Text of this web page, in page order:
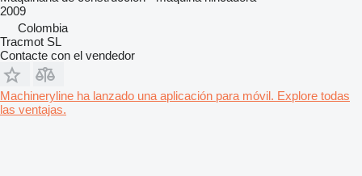
2009
Colombia
Tracmot SL
Contacte con el vendedor
Machineryline ha lanzado una aplicación para móvil. Explore todas
las ventajas.